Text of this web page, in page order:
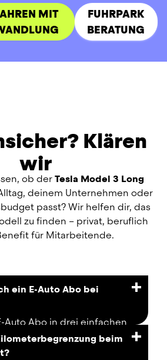
MIT
FUHRPARK
BERATUNG
Klären
wir
ob der Tesla Model 3 Long
deinem Unternehmen oder
passt? Wir helfen dir, das
zu finden – privat, beruflich
für Mitarbeitende.
ein E-Auto Abo bei
Auto Abo in drei einfachen
voll digital:
beim